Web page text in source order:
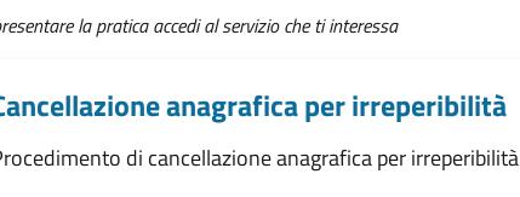
la pratica accedi al servizio che ti interessa
anagrafica per irreperibilità
di cancellazione anagrafica per irreperibilità